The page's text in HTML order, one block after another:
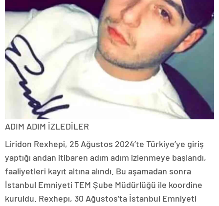
ADIM ADIM İZLEDİLER
Liridon Rexhepi, 25 Ağustos 2024’te Türkiye’ye giriş
yaptığı andan itibaren adım adım izlenmeye başlandı,
faaliyetleri kayıt altına alındı. Bu aşamadan sonra
İstanbul Emniyeti TEM Şube Müdürlüğü ile koordine
kuruldu. Rexhepı, 30 Ağustos’ta İstanbul Emniyeti